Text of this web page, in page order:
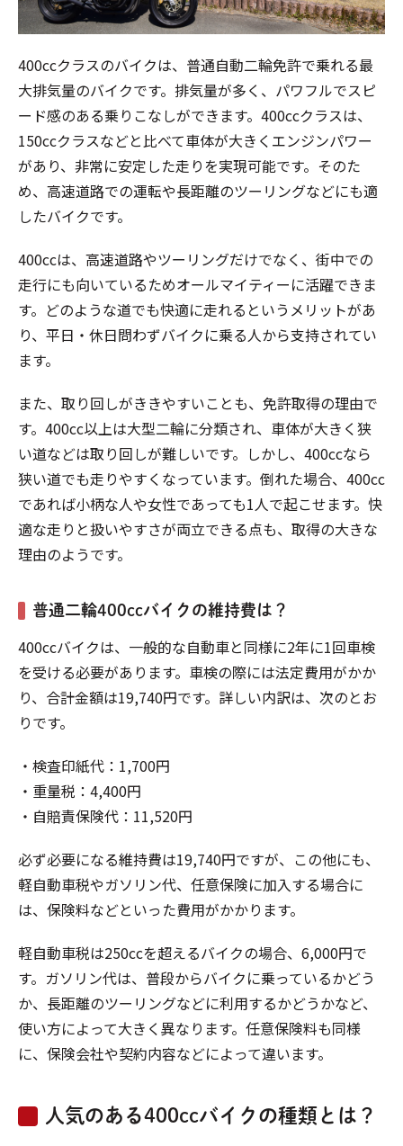
400ccクラスのバイクは、普通自動二輪免許で乗れる最
大排気量のバイクです。排気量が多く、パワフルでスピ
ード感のある乗りこなしができます。400ccクラスは、
150ccクラスなどと比べて車体が大きくエンジンパワー
があり、非常に安定した走りを実現可能です。そのた
め、高速道路での運転や長距離のツーリングなどにも適
したバイクです。
400ccは、高速道路やツーリングだけでなく、街中での
走行にも向いているためオールマイティーに活躍できま
す。どのような道でも快適に走れるというメリットがあ
り、平日・休日問わずバイクに乗る人から支持されてい
ます。
また、取り回しがききやすいことも、免許取得の理由で
す。400cc以上は大型二輪に分類され、車体が大きく狭
い道などは取り回しが難しいです。しかし、400ccなら
狭い道でも走りやすくなっています。倒れた場合、400cc
であれば小柄な人や女性であっても1人で起こせます。快
適な走りと扱いやすさが両立できる点も、取得の大きな
理由のようです。
普通二輪400ccバイクの維持費は？
400ccバイクは、一般的な自動車と同様に2年に1回車検
を受ける必要があります。車検の際には法定費用がかか
り、合計金額は19,740円です。詳しい内訳は、次のとお
りです。
・検査印紙代：1,700円
・重量税：4,400円
・自賠責保険代：11,520円
必ず必要になる維持費は19,740円ですが、この他にも、
軽自動車税やガソリン代、任意保険に加入する場合に
は、保険料などといった費用がかかります。
軽自動車税は250ccを超えるバイクの場合、6,000円で
す。ガソリン代は、普段からバイクに乗っているかどう
か、長距離のツーリングなどに利用するかどうかなど、
使い方によって大きく異なります。任意保険料も同様
に、保険会社や契約内容などによって違います。
人気のある400ccバイクの種類とは？